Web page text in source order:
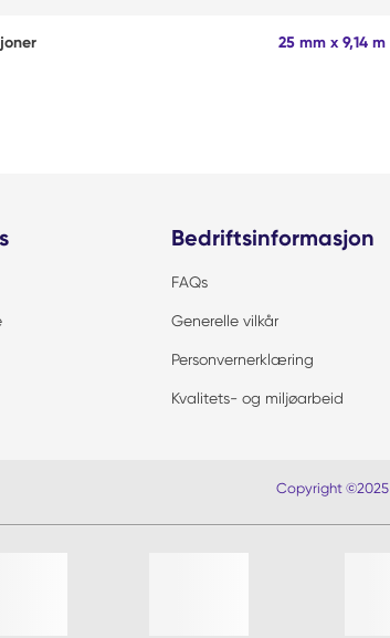
25 mm x 9,14 m
Bedriftsinformasjon
FAQs
Generelle vilkår
Personvernerklæring
Kvalitets- og miljøarbeid
Copyright ©2025